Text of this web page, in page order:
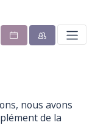
nous avons
de la